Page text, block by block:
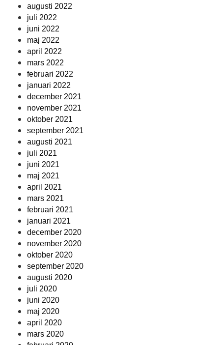
augusti 2022
juli 2022
juni 2022
maj 2022
april 2022
mars 2022
februari 2022
januari 2022
december 2021
november 2021
oktober 2021
september 2021
augusti 2021
juli 2021
juni 2021
maj 2021
april 2021
mars 2021
februari 2021
januari 2021
december 2020
november 2020
oktober 2020
september 2020
augusti 2020
juli 2020
juni 2020
maj 2020
april 2020
mars 2020